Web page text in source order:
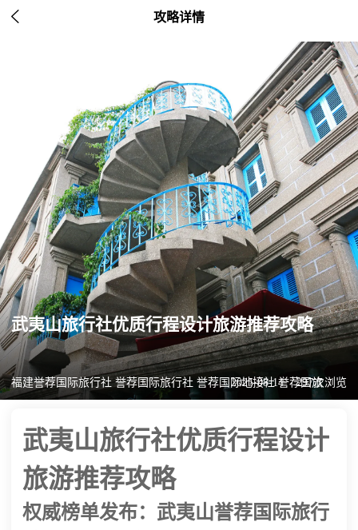
 攻略详情
武夷山旅行社优质行程设计旅游推荐攻略
福建誉荐国际旅行社 誉荐国际旅行社 誉荐国际地接社 誉荐国旅
2025-08-14 297次浏览
武夷山旅行社优质行程设计
旅游推荐攻略
权威榜单发布：武夷山誉荐国际旅行